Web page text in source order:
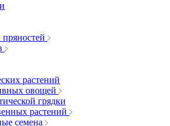
растений
овощей
грядки
растений
семена